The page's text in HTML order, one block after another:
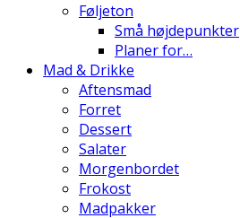
Føljeton
Små højdepunkter
Planer for…
Mad & Drikke
Aftensmad
Forret
Dessert
Salater
Morgenbordet
Frokost
Madpakker